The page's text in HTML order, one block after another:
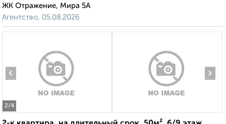
ЖК Отражение, Мира 5А
Агентство, 05.08.2026
2/4
‹ ›